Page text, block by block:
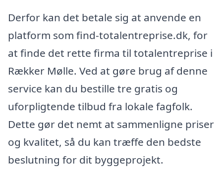
Derfor kan det betale sig at anvende en
platform som find-totalentreprise.dk, for
at finde det rette firma til totalentreprise i
Rækker Mølle. Ved at gøre brug af denne
service kan du bestille tre gratis og
uforpligtende tilbud fra lokale fagfolk.
Dette gør det nemt at sammenligne priser
og kvalitet, så du kan træffe den bedste
beslutning for dit byggeprojekt.